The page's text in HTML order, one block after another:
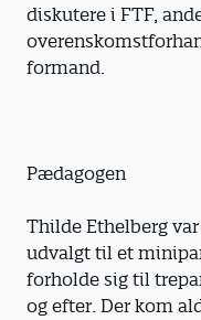
diskutere i FTF,
formand.
Pædagogen
Thilde Ethelberg
udvalgt til et
forholde sig til
og efter. Der kom